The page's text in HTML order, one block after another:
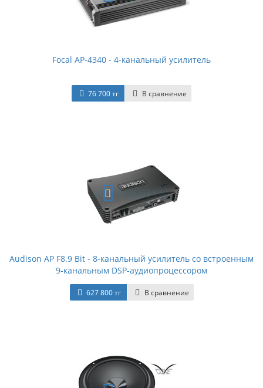
Focal AP-4340 - 4-канальный усилитель
76 700 тг В сравнение
Audison AP F8.9 Bit - 8-канальный усилитель со встроенным
9-канальным DSP-аудиопроцессором
627 800 тг В сравнение